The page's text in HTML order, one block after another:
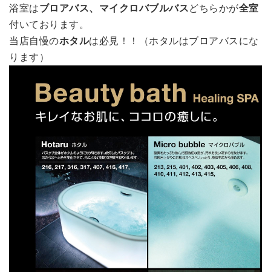
浴室はブロアバス、マイクロバブルバスどちらかが全室
付いております。
当店自慢のホタルは必見！！（ホタルはブロアバスにな
ります）